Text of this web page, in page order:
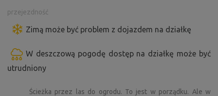
przejezdność
Zimą może być problem z dojazdem na działkę
W deszczową pogodę dostęp na działkę może być
utrudniony
Ścieżka przez las do ogrodu. To jest w porządku. Ale w